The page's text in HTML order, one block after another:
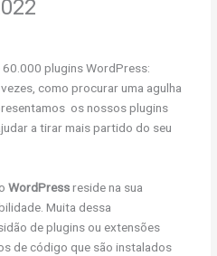
plugins WordPress:
como procurar uma agulha
os nossos plugins
a tirar mais partido do seu
WordPressreside na sua
Muita dessa
de plugins ou extensões
de código que são instalados